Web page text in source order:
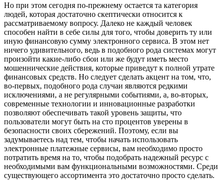
Но при этом сегодня по-прежнему остается та категория
людей, которая достаточно скептически относится к
рассматриваемому вопросу. Далеко не каждый человек
способен найти в себе силы для того, чтобы доверить ту или
иную финансовую сумму электронного сервиса. В этом нет
ничего удивительного, ведь в подобного рода системах могут
произойти какие-либо сбои или же будут иметь место
мошеннические действия, которые приведут к полной утрате
финансовых средств. Но следует сделать акцент на том, что,
во-первых, подобного рода случаи являются редкими
исключениями, а не регулярными событиями, а, во-вторых,
современные технологии и инновационные разработки
позволяют обеспечивать такой уровень защиты, что
пользователи могут быть на сто процентов уверены в
безопасности своих сбережений. Поэтому, если вы
задумываетесь над тем, чтобы начать использовать
электронные платежные сервисы, вам необходимо просто
потратить время на то, чтобы подобрать надежный ресурс с
необходимыми вам функциональными возможностями. Среди
существующего ассортимента это достаточно просто сделать.